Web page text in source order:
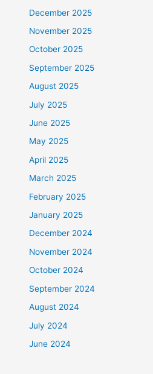
December 2025
November 2025
October 2025
September 2025
August 2025
July 2025
June 2025
May 2025
April 2025
March 2025
February 2025
January 2025
December 2024
November 2024
October 2024
September 2024
August 2024
July 2024
June 2024